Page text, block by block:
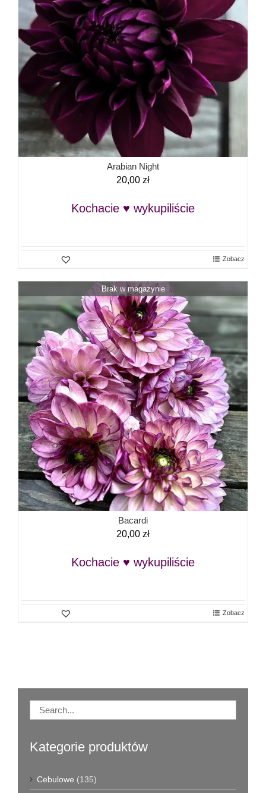
Arabian Night
20,00 zł
Kochacie ♥ wykupiliście
Zobacz
Brak w magazynie
Bacardi
20,00 zł
Kochacie ♥ wykupiliście
Zobacz
Kategorie produktów
Cebulowe (135)